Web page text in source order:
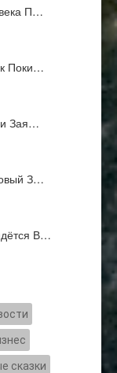
П…
Поки…
Зая…
З…
В…
сказки